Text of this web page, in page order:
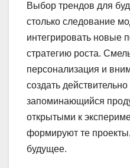
Выбор трендов для
столько следование
интегрировать новые
стратегию роста.
персонализация и
создать
запоминающийся
открытыми к
формируют те
будущее.